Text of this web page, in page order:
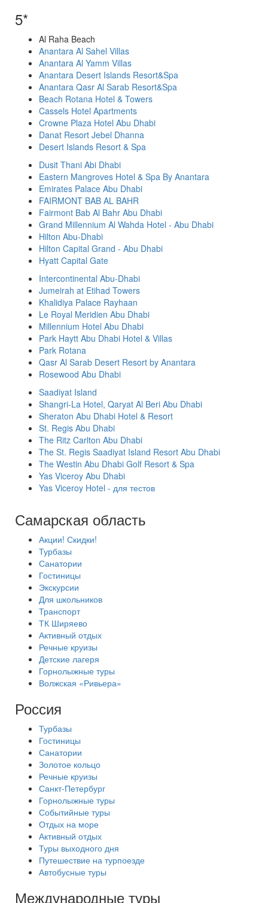
5*
Al Raha Beach
Anantara Al Sahel Villas
Anantara Al Yamm Villas
Anantara Desert Islands Resort&Spa
Anantara Qasr Al Sarab Resort&Spa
Beach Rotana Hotel & Towers
Cassels Hotel Apartments
Crowne Plaza Hotel Abu Dhabi
Danat Resort Jebel Dhanna
Desert Islands Resort & Spa
Dusit Thani Abi Dhabi
Eastern Mangroves Hotel & Spa By Anantara
Emirates Palace Abu Dhabi
FAIRMONT BAB AL BAHR
Fairmont Bab Al Bahr Abu Dhabi
Grand Millennium Al Wahda Hotel - Abu Dhabi
Hilton Abu-Dhabi
Hilton Capital Grand - Abu Dhabi
Hyatt Capital Gate
Intercontinental Abu-Dhabi
Jumeirah at Etihad Towers
Khalidiya Palace Rayhaan
Le Royal Meridien Abu Dhabi
Millennium Hotel Abu Dhabi
Park Haytt Abu Dhabi Hotel & Villas
Park Rotana
Qasr Al Sarab Desert Resort by Anantara
Rosewood Abu Dhabi
Saadiyat Island
Shangri-La Hotel, Qaryat Al Beri Abu Dhabi
Sheraton Abu Dhabi Hotel & Resort
St. Regis Abu Dhabi
The Ritz Carlton Abu Dhabi
The St. Regis Saadiyat Island Resort Abu Dhabi
The Westin Abu Dhabi Golf Resort & Spa
Yas Viceroy Abu Dhabi
Yas Viceroy Hotel - для тестов
Самарская область
Акции! Скидки!
Турбазы
Санатории
Гостиницы
Экскурсии
Для школьников
Транспорт
ТК Ширяево
Активный отдых
Речные круизы
Детские лагеря
Горнолыжные туры
Волжская «Ривьера»
Россия
Турбазы
Гостиницы
Санатории
Золотое кольцо
Речные круизы
Санкт-Петербург
Горнолыжные туры
Событийные туры
Отдых на море
Активный отдых
Туры выходного дня
Путешествие на турпоезде
Автобусные туры
Международные туры